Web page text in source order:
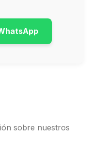
sobre nuestros